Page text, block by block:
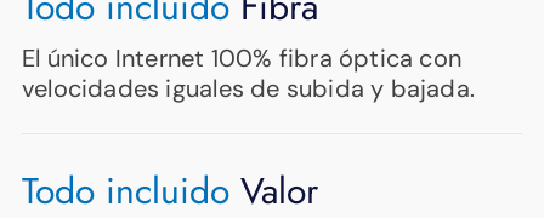
El único Internet 100% fibra óptica con
velocidades iguales de subida y bajada.
Todo incluido Valor